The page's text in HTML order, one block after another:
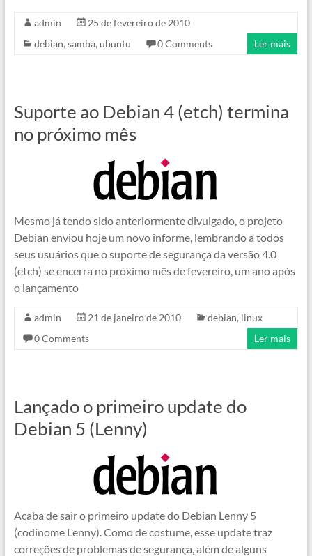
admin
25 de fevereiro de 2010
debian, samba, ubuntu 0 Comments Ler mais
Suporte ao Debian 4 (etch) termina
no próximo mês
Mesmo já tendo sido anteriormente divulgado, o projeto
Debian enviou hoje um novo informe, lembrando a todos
seus usuários que o suporte de segurança da versão 4.0
(etch) se encerra no próximo mês de fevereiro, um ano após
o lançamento
admin 21 de janeiro de 2010 debian, linux
0 Comments
Ler mais
Lançado o primeiro update do
Debian 5 (Lenny)
Acaba de sair o primeiro update do Debian Lenny 5
(codinome Lenny). Como de costume, esse update traz
correções de problemas de segurança, além de alguns